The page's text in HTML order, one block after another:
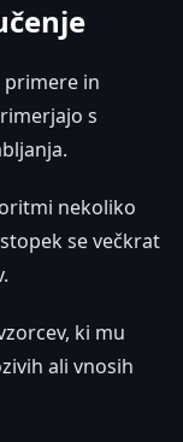
primere in
s
nekoliko
se večkrat
ki mu
ali vnosih